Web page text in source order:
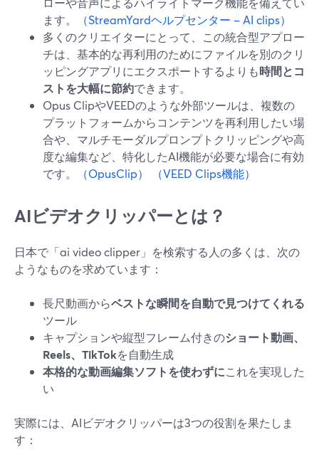
ます。
（StreamYardヘルプセンター – AI clips）
多くのクリエイターにとって、この統合型アプロー
チは、基本的な再利用のためにファイルを別のクリ
ッピングアプリにエクスポートするよりも時間とコ
ストを大幅に節約できます。
Opus ClipやVEEDのような外部ツールは、複数の
プラットフォームからコンテンツを再利用したい場
合や、マルチモーダルプロンプトクリッピングや高
度な編集など、特化したAI機能が必要な場合に有効
です。
（OpusClip） （VEED Clips機能）
AIビデオクリッパーとは？
日本で「ai video clipper」を検索する人の多くは、次の
ようなものを求めています：
長尺動画からベストな瞬間を自動で見つけてくれる
ツール
キャプションや縦型フレーム付きのショート動画、
Reels、TikTokを自動生成
本格的な動画編集ソフトを使わずにこれを実現した
い
実際には、AIビデオクリッパーは3つの役割を果たしま
す：